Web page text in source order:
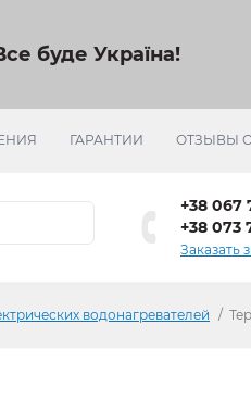
буде Україна!
ГАРАНТИИ ОТЗЫВЫ
+38 067
+38 073
Заказать
водонагревателей